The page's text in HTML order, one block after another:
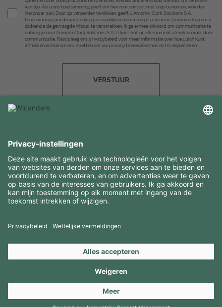
kan zijn. Als u ons toestemming geeft om hiervoor contact met u op te nemen, vink dan
hieronder aan. Door op verzenden te klikken, geeft u Amorim Cork Solutions S.A.
toestemming om de verstrekte persoonlijke informatie op te slaan en te verwerken om u
zodoende de gevraagde inhoud te verstrekken. Ik ga ermee akkoord om communicatie te
ontvangen van Amorim Cork Solutions S.A. U kunt zich op elk moment afmelden voor deze
communicatie. Raadpleeg ons privacybeleid voor meer informatie over hoe u zich kunt
afmelden en hoe we ons inzetten om uw privacy te beschermen en te respecteren.
VERSTUUR
INTERESSANTE INFORMATIE
MIDDELEN
CONTACTEN
Copyright 2026 © Amorim Cork Solutions. All rights reserved.
byWebcomum